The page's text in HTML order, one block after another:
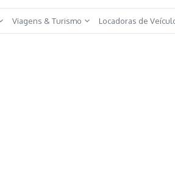
Viagens & Turismo Locadoras de